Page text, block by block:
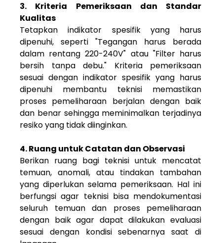
3. Kriteria Pemeriksaan dan Standar
Kualitas
Tetapkan indikator spesifik yang harus
dipenuhi, seperti "Tegangan harus berada
dalam rentang 220-240V" atau "Filter harus
bersih tanpa debu." Kriteria pemeriksaan
sesuai dengan indikator spesifik yang harus
dipenuhi membantu teknisi memastikan
proses pemeliharaan berjalan dengan baik
dan benar sehingga meminimalkan terjadinya
resiko yang tidak diinginkan.
4. Ruang untuk Catatan dan Observasi
Berikan ruang bagi teknisi untuk mencatat
temuan, anomali, atau tindakan tambahan
yang diperlukan selama pemeriksaan. Hal ini
berfungsi agar teknisi bisa mendokumentasi
seluruh temuan dan proses pemeliharaan
dengan baik agar dapat dilakukan evaluasi
sesuai dengan kondisi sebenarnya saat di